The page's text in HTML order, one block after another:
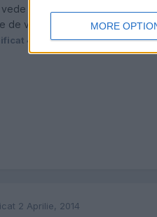
MORE
vede si esti f. sigur de cablaj,
de vina - mai rar.
4 Aprilie, 2014de
2 Aprilie, 2014